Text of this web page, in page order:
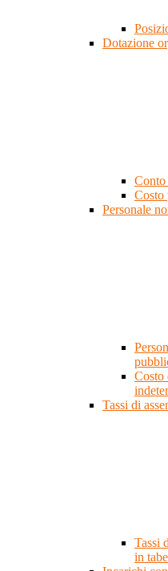
Dotazione
Conto
Costo
Personale
Costo
Tassi di
Tassi
in